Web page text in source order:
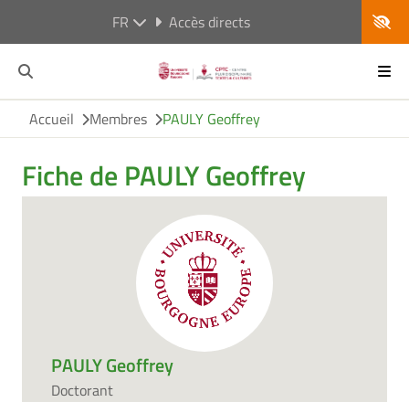
FR Accès directs
Accueil Membres PAULY Geoffrey
Fiche de PAULY Geoffrey
PAULY Geoffrey
Doctorant